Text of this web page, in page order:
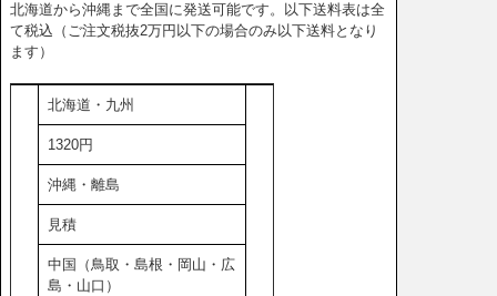
北海道から沖縄まで全国に発送可能です。以下送料表は全
て税込（ご注文税抜2万円以下の場合のみ以下送料となり
ます）
北海道・九州
1320円
沖縄・離島
見積
中国（鳥取・島根・岡山・広
島・山口）